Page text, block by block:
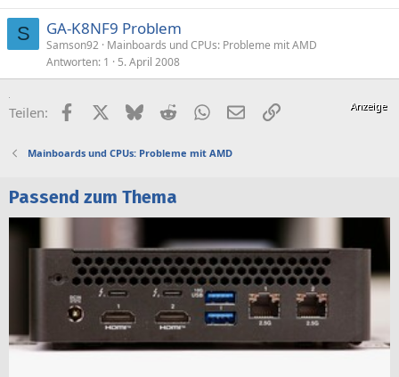
S GA-K8NF9 Problem
Samson92 Mainboards und CPUs: Probleme mit AMD
Antworten 1 5. April 2008
Teilen: FacebookX (Twitter)
BlueskyRedditWhatsApp
E-MailLink
Mainboards und CPUs: Probleme mit AMD
Passend zum Thema